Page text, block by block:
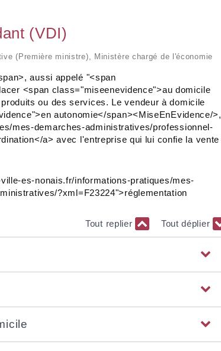
(VDI)
(Première ministre), Ministère chargé de l'économie
aussi appelé "<span
<span class="miseenevidence">au domicile
ou des services. Le vendeur à domicile
autonomie</span><MiseEnEvidence/>,
mes-demarches-administratives/professionnel-
a> avec l'entreprise qui lui confie la vente
es-nonais.fr/informations-pratiques/mes-
?xml=F23224">réglementation
Tout replier
Tout déplier